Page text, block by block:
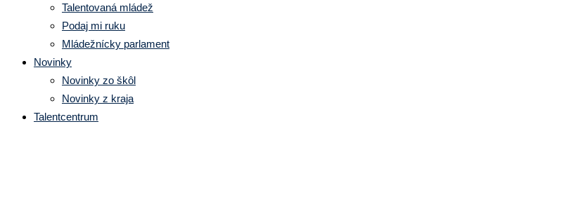
Talentovaná mládež
Podaj mi ruku
Mládežnícky parlament
Novinky
Novinky zo škôl
Novinky z kraja
Talentcentrum